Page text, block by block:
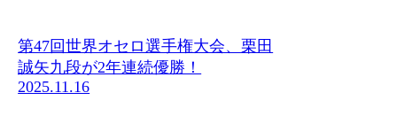
第47回世界オセロ選手権大会、栗田
誠矢九段が2年連続優勝！
2025.11.16